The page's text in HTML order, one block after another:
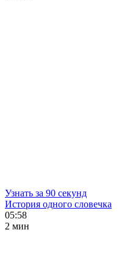
Узнать за 90 секунд
История одного словечка
05:58
2 мин